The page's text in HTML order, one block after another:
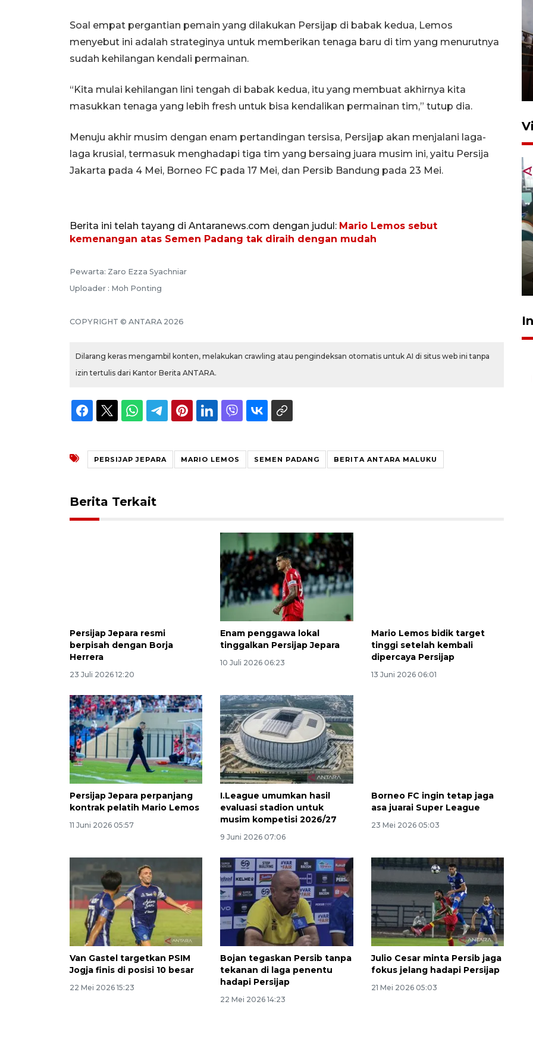
Soal empat pergantian pemain yang dilakukan Persijap di babak kedua, Lemos
menyebut ini adalah strateginya untuk memberikan tenaga baru di tim yang menurutnya
sudah kehilangan kendali permainan.
“Kita mulai kehilangan lini tengah di babak kedua, itu yang membuat akhirnya kita
masukkan tenaga yang lebih fresh untuk bisa kendalikan permainan tim,” tutup dia.
Menuju akhir musim dengan enam pertandingan tersisa, Persijap akan menjalani laga-
laga krusial, termasuk menghadapi tiga tim yang bersaing juara musim ini, yaitu Persija
Jakarta pada 4 Mei, Borneo FC pada 17 Mei, dan Persib Bandung pada 23 Mei.
Berita ini telah tayang di Antaranews.com dengan judul: Mario Lemos sebut
kemenangan atas Semen Padang tak diraih dengan mudah
Pewarta: Zaro Ezza Syachniar
Uploader : Moh Ponting
COPYRIGHT © ANTARA 2026
Dilarang keras mengambil konten, melakukan crawling atau pengindeksan otomatis untuk AI di situs web ini tanpa
izin tertulis dari Kantor Berita ANTARA.
PERSIJAP JEPARA MARIO LEMOS SEMEN PADANG BERITA ANTARA MALUKU
Berita Terkait
Persijap Jepara resmi
berpisah dengan Borja
Herrera
23 Juli 2026 12:20
Enam penggawa lokal
tinggalkan Persijap Jepara
10 Juli 2026 06:23
Mario Lemos bidik target
tinggi setelah kembali
dipercaya Persijap
13 Juni 2026 06:01
Persijap Jepara perpanjang
kontrak pelatih Mario Lemos
11 Juni 2026 05:57
I.League umumkan hasil
evaluasi stadion untuk
musim kompetisi 2026/27
9 Juni 2026 07:06
Borneo FC ingin tetap jaga
asa juarai Super League
23 Mei 2026 05:03
Van Gastel targetkan PSIM
Jogja finis di posisi 10 besar
22 Mei 2026 15:23
Bojan tegaskan Persib tanpa
tekanan di laga penentu
hadapi Persijap
22 Mei 2026 14:23
Julio Cesar minta Persib jaga
fokus jelang hadapi Persijap
21 Mei 2026 05:03
5 Mei 2026 05:32
Ambon ajak semua pihak buka
Indonesia
2026-08-05 15:00:00